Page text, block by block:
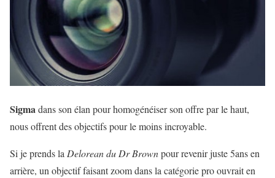
Sigmadans son élan pour homogénéiser son offre par le haut,
nous offrent des objectifs pour le moins incroyable.
Si je prends laDelorean du Dr Brownpour revenir juste 5ans en
arrière, un objectif faisant zoom dans la catégorie pro ouvrait en